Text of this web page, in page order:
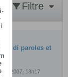
Filtre
midi paroles et
2007, 18h17